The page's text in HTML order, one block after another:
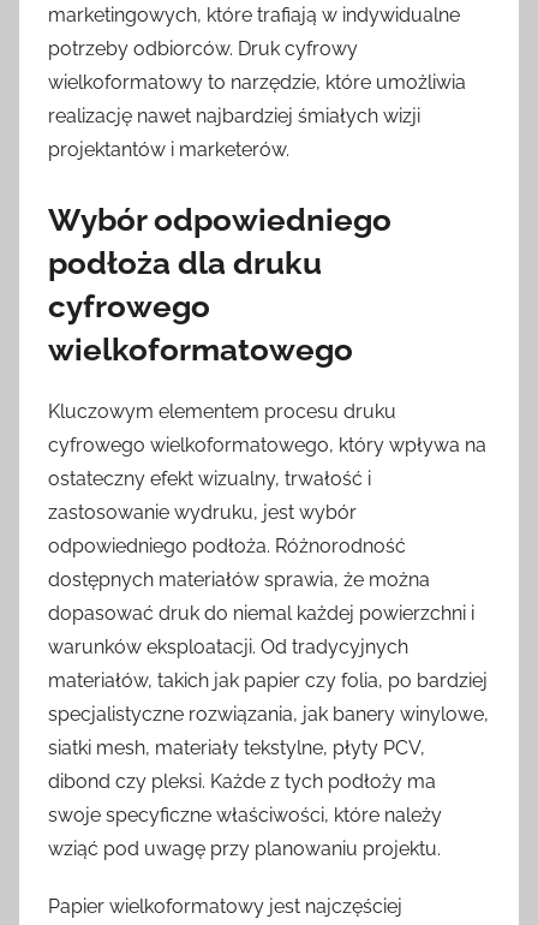
marketingowych, które trafiają w indywidualne
potrzeby odbiorców. Druk cyfrowy
wielkoformatowy to narzędzie, które umożliwia
realizację nawet najbardziej śmiałych wizji
projektantów i marketerów.
Wybór odpowiedniego
podłoża dla druku
cyfrowego
wielkoformatowego
Kluczowym elementem procesu druku
cyfrowego wielkoformatowego, który wpływa na
ostateczny efekt wizualny, trwałość i
zastosowanie wydruku, jest wybór
odpowiedniego podłoża. Różnorodność
dostępnych materiałów sprawia, że można
dopasować druk do niemal każdej powierzchni i
warunków eksploatacji. Od tradycyjnych
materiałów, takich jak papier czy folia, po bardziej
specjalistyczne rozwiązania, jak banery winylowe,
siatki mesh, materiały tekstylne, płyty PCV,
dibond czy pleksi. Każde z tych podłoży ma
swoje specyficzne właściwości, które należy
wziąć pod uwagę przy planowaniu projektu.
Papier wielkoformatowy jest najczęściej